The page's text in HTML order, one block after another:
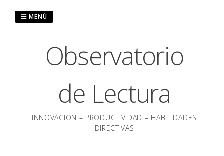
Observatorio
de Lectura
INNOVACION – PRODUCTIVIDAD – HABILIDADES
DIRECTIVAS
MENÚ